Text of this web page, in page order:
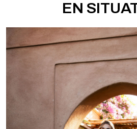
EN